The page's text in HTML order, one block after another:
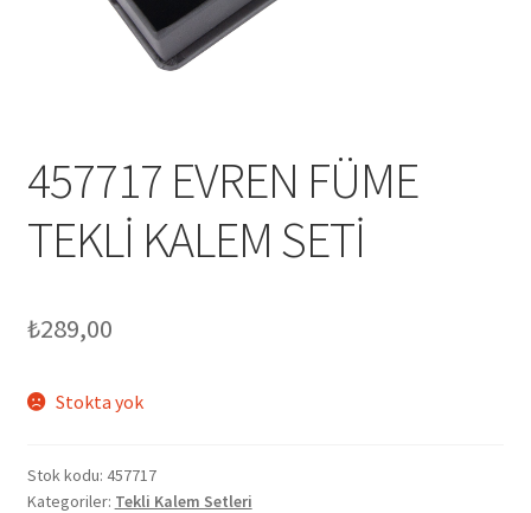
457717 EVREN FÜME
TEKLİ KALEM SETİ
₺289,00
Stokta yok
Stok kodu: 457717
Kategoriler: Tekli Kalem Setleri